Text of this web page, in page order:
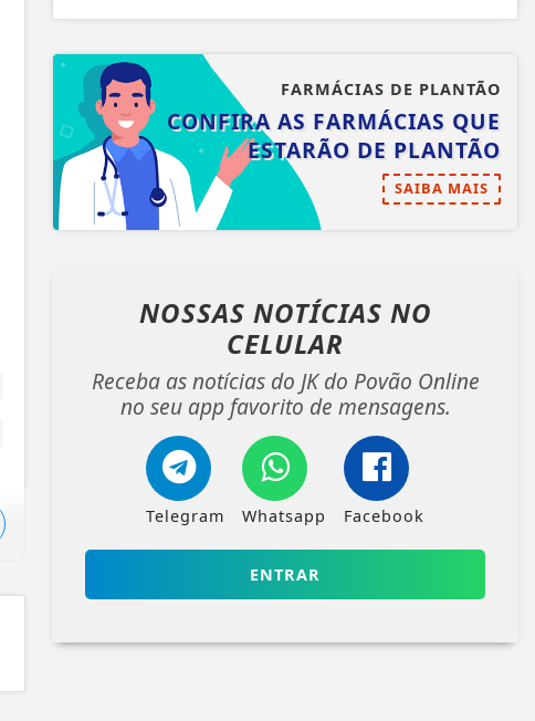
FARMÁCIAS DE PLANTÃO
CONFIRA AS FARMÁCIAS QUE
ESTARÃO DE PLANTÃO
SAIBA MAIS
NOSSAS NOTÍCIAS NO
CELULAR
Receba as notícias do JK do Povão Online
no seu app favorito de mensagens.
Telegram Whatsapp Facebook
ENTRAR